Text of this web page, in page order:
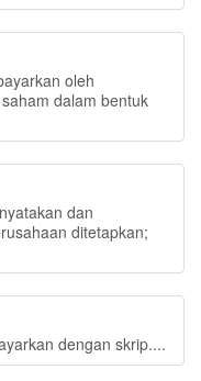
oleh
dalam bentuk
dan
ditetapkan;
dengan skrip....